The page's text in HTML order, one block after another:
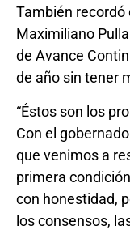
También recordó
Maximiliano
de Avance
de año sin tener
“Éstos son los
Con el
que venimos a
primera
con honestidad,
los consensos,